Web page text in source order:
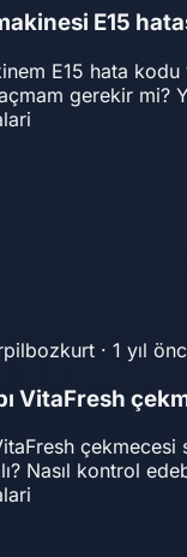
E15
E15 hata
gerekir mi?
· 1 yıl
VitaFresh
Nasıl kontrol